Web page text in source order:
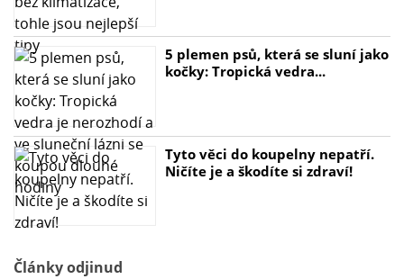
5 plemen psů, která se sluní jako
kočky: Tropická vedra...
Tyto věci do koupelny nepatří.
Ničíte je a škodíte si zdraví!
Články odjinud